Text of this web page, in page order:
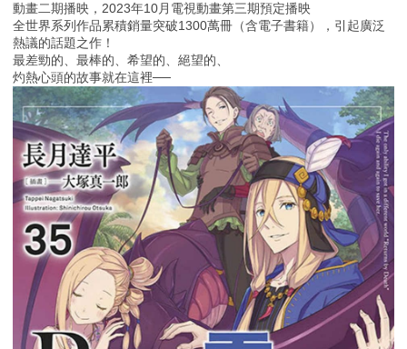
動畫二期播映，2023年10月電視動畫第三期預定播映
全世界系列作品累積銷量突破1300萬冊（含電子書籍），引起廣泛
熱議的話題之作！
最差勁的、最棒的、希望的、絕望的、
灼熱心頭的故事就在這裡──